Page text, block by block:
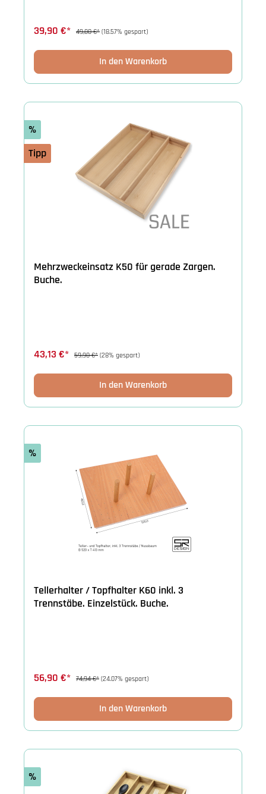
39,90 €* 49,00 €* (18.57% gespart)
In den Warenkorb
%
Tipp
Mehrzweckeinsatz K50 für gerade Zargen.
Buche.
43,13 €* 59,90 €* (28% gespart)
In den Warenkorb
%
Tellerhalter / Topfhalter K60 inkl. 3
Trennstäbe. Einzelstück. Buche.
56,90 €* 74,94 €* (24.07% gespart)
In den Warenkorb
%